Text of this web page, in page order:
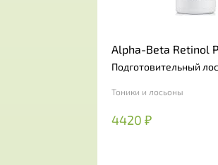
Alpha-Beta Retinol
Lotion
Подготовительный
Тоники и лосьоны
4420 ₽